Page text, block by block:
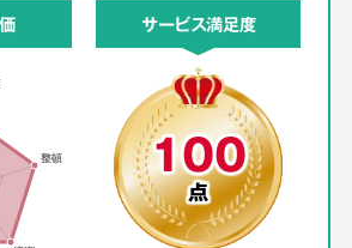
サービス満足度
100
点